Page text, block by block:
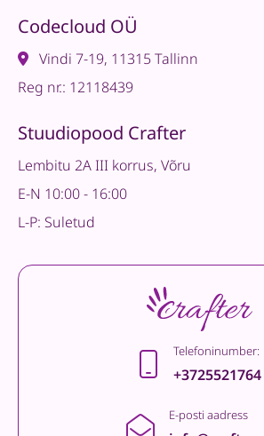
Codecloud OÜ
Vindi 7-19, 11315 Tallinn
Reg nr.: 12118439
Stuudiopood Crafter
Lembitu 2A III korrus, Võru
E-N 10:00 - 16:00
L-P: Suletud
Telefoninumber:
+3725521764
E-posti aadress